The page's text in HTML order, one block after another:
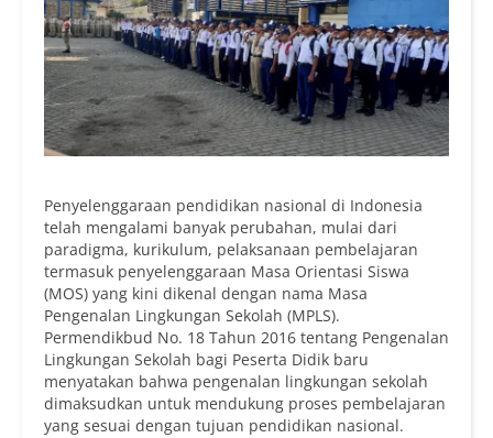
Penyelenggaraan pendidikan nasional di Indonesia
telah mengalami banyak perubahan, mulai dari
paradigma, kurikulum, pelaksanaan pembelajaran
termasuk penyelenggaraan Masa Orientasi Siswa
(MOS) yang kini dikenal dengan nama Masa
Pengenalan Lingkungan Sekolah (MPLS).
Permendikbud No. 18 Tahun 2016 tentang Pengenalan
Lingkungan Sekolah bagi Peserta Didik baru
menyatakan bahwa pengenalan lingkungan sekolah
dimaksudkan untuk mendukung proses pembelajaran
yang sesuai dengan tujuan pendidikan nasional.